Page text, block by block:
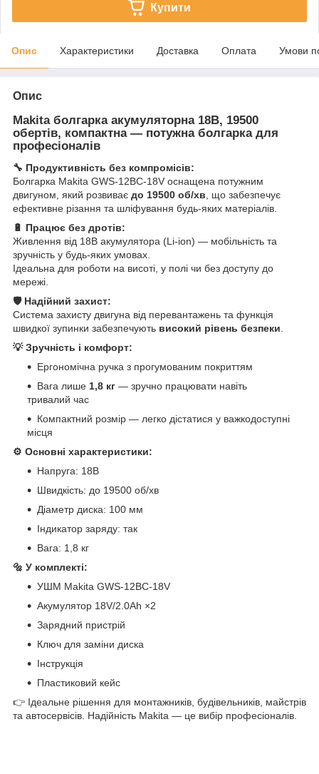
Купити
Опис Характеристики Доставка Оплата Умови
Опис
Makita болгарка акумуляторна 18В, 19500
обертів, компактна — потужна болгарка для
професіоналів
🔧 Продуктивність без компромісів:
Болгарка Makita GWS-12BC-18V оснащена потужним
двигуном, який розвиває до 19500 об/хв , що забезпечує
ефективне різання та шліфування будь-яких матеріалів.
🔋 Працює без дротів:
Живлення від 18В акумулятора (Li-ion) — мобільність та
зручність у будь-яких умовах.
Ідеальна для роботи на висоті, у полі чи без доступу до
мережі.
🛡️ Надійний захист:
Система захисту двигуна від перевантажень та функція
швидкої зупинки забезпечують високий рівень безпеки
💡 Зручність і комфорт:
Ергономічна ручка з прогумованим покриттям
Вага лише 1,8 кг — зручно працювати навіть
тривалий час
Компактний розмір — легко дістатися у важкодоступні
місця
⚙️ Основні характеристики:
Напруга: 18В
Швидкість: до 19500 об/хв
Діаметр диска: 100 мм
Індикатор заряду: так
Вага: 1,8 кг
🔩 У комплекті:
УШМ Makita GWS-12BC-18V
Акумулятор 18V/2.0Ah ×2
Зарядний пристрій
Ключ для заміни диска
Інструкція
Пластиковий кейс
👉 Ідеальне рішення для монтажників, будівельників, майстрів
та автосервісів. Надійність Makita — це вибір професіоналів.